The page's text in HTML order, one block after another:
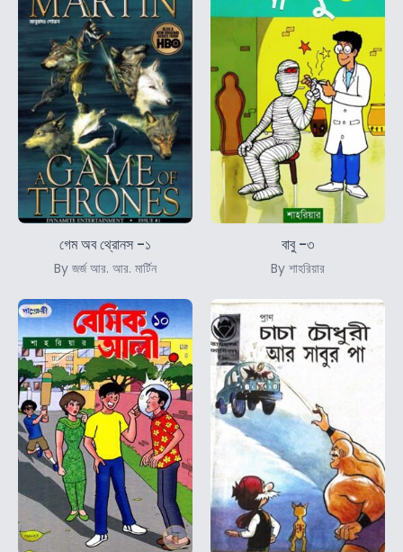
গেম অব থ্রোনস -১
By জর্জ আর. আর. মার্টিন
বাবু -৩
By শাহরিয়ার